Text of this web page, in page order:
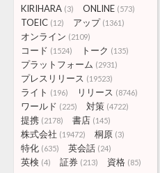
KIRIHARA (3) ONLINE (573)
TOEIC (12) アップ (1361)
オンライン (2109)
コード (1524) トーク (135)
プラットフォーム (2931)
プレスリリース (19523)
ライト (196) リリース (8746)
ワールド (225) 対策 (4722)
提携 (2178) 書店 (145)
株式会社 (19472) 桐原 (3)
特化 (635) 英会話 (24)
英検 (4) 証券 (213) 資格 (85)